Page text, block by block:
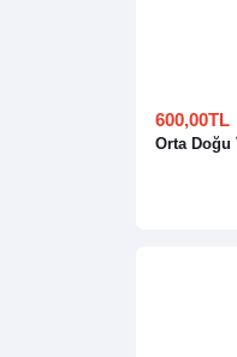
600,00TL
Orta Doğu